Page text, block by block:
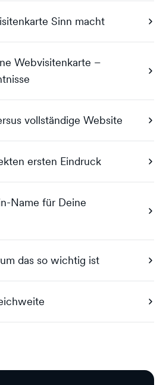
Sinn macht
Webvisitenkarte –
vollständige Website
ersten Eindruck
Name für Deine
das so wichtig ist